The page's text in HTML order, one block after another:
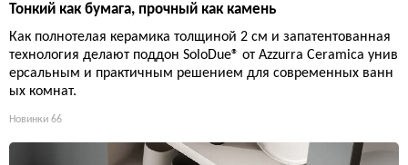
Тонкий как бумага, прочный как камень
Как полнотелая керамика толщиной 2 см и запатентованная
технология делают поддон SoloDue® от Azzurra Ceramica унив
ерсальным и практичным решением для современных ванн
ых комнат.
Новинки 66